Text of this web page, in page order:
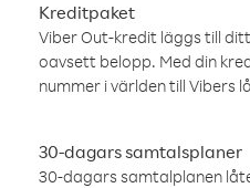
Kreditpaket
Viber Out-kredit läggs till
oavsett belopp. Med din
nummer i världen till Vibers
30-dagars samtalsplaner
30-dagars samtalplanen